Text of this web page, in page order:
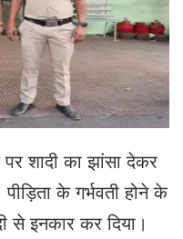
शादी का झांसा देकर
के गर्भवती होने के
से इनकार कर दिया।